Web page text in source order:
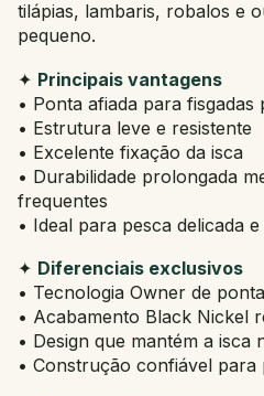
tilápias, lambaris, robalos e
pequeno.
✦ Principais vantagens
• Ponta afiada para fisgadas
• Estrutura leve e resistente
• Excelente fixação da isca
• Durabilidade prolongada
frequentes
• Ideal para pesca delicada
✦ Diferenciais exclusivos
• Tecnologia Owner de
• Acabamento Black Nickel
• Design que mantém a isca
• Construção confiável para